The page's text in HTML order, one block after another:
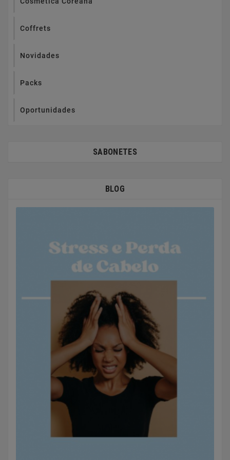
Coffrets
Novidades
Packs
Oportunidades
SABONETES
BLOG